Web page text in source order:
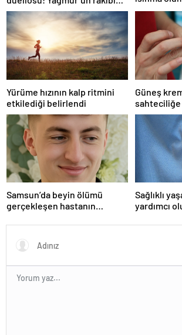
belli oldu
Yürüme hızının kalp ritmini
etkilediği belirlendi
Güneş
sahteciliğe
Samsun’da beyin ölümü
gerçekleşen hastanın
Sağlıklı
yardımcı